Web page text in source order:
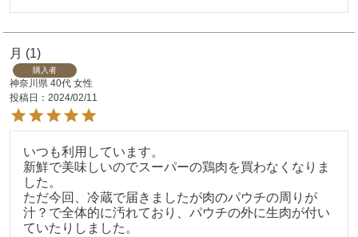
月 1
購入者
神奈川県 40代 女性
投稿日
2024/02/11
いつも利用しています。
新鮮で美味しいのでスーパーの鶏肉を買わなくなりま
した。
ただ今回、冷蔵で届きましたが肉のパウチの周りが
汁？で全体的に汚れており、パウチの外に生肉が付い
ていたりしました。